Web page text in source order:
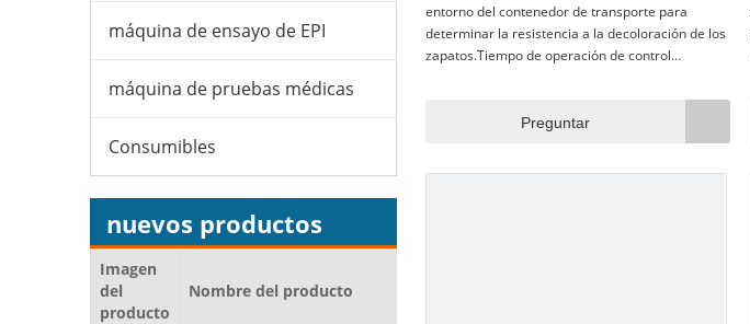
máquina de ensayo de EPI
máquina de pruebas médicas
Consumibles
nuevos productos
Imagen
del
producto
Nombre del producto
entorno del contenedor de transporte para
determinar la resistencia a la decoloración de los
zapatos.Tiempo de operación de control
envejecimiento y el no amarillo pueden cambiar
Preguntar